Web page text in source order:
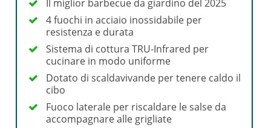
Il miglior barbecue da giardino del 2025
4 fuochi in acciaio inossidabile per
resistenza e durata
Sistema di cottura TRU-Infrared per
cucinare in modo uniforme
Dotato di scaldavivande per tenere caldo il
cibo
Fuoco laterale per riscaldare le salse da
accompagnare alle grigliate